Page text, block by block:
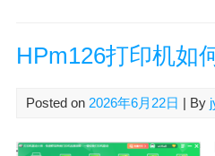
HPm126打印机如
Posted on 2026年6月22日 | By